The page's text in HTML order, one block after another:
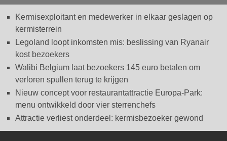
Kermisexploitant en medewerker in elkaar geslagen op
kermisterrein
Legoland loopt inkomsten mis: beslissing van Ryanair
kost bezoekers
Walibi Belgium laat bezoekers 145 euro betalen om
verloren spullen terug te krijgen
Nieuw concept voor restaurantattractie Europa-Park:
menu ontwikkeld door vier sterrenchefs
Attractie verliest onderdeel: kermisbezoeker gewond